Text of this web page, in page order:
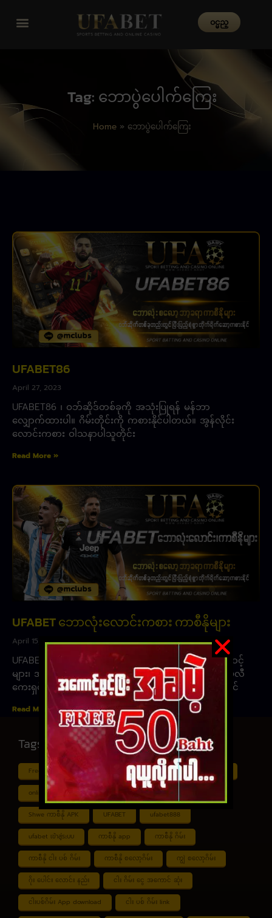
၀င္မည္
Tag: ဘောပွဲပေါက်ကြေး
Home » ဘောပွဲပေါက်ကြေး
UFABET86
April 27, 2023
UFABET86 ၊ ဝဘ်ဆိုဒ်တစ်ခုကို အသုံးပြုရန် မန်ဘာ
လျှောက်ထားပါ။ ဂိမ်းတိုင်းကို ကစားနိုင်ပါတယ်။ အွန်လိုင်း
လောင်းကစား ဝါသနာပါသူတိုင်း
Read More »
UFABET ဘောလုံးလောင်းကစား ကာစီနိုများ
April 15, 2023
UFABET ဘောလုံးလောင်းကစား ကာစီနိုများ ဘောလုံးအဆင့်
များ၊ အကြိုက်ဆုံးဘောလုံး၊ ဘောလုံးပွဲLiveများကို အက်ပလီ
ကေးရှင်းမှ အခကြေးငွေ ပေးဆောင်စရာမလိုဘဲ ufabetတွင်
Read More »
Tags
Free ငါး ပစ် ဂိမ်း Myanmar ကာစီနို Online ငါး ဂိမ်း apk
online ငါး ပစ် ဂိမ်းapp Shan Koe Mee ငါး ပစ် ဂိမ်း
Shwe ကာစီနို APK UFABET ufabet888
ufabet เข้าสู่ระบบ ကာစီနို app ကာစီနို ဂိမ်း
ကာစီနို ငါး ပစ် ဂိမ်း ကာစီနို စလော့ဂိမ်း ကျွဲ စလော့ဂိမ်း
ဂိုး ပေါင်း လောင်း နည်း ငါး ဂိမ်း ငွေ အကောင် ဆုံး
ငါးပစ်ဂိမ်း App download ငါး ပစ် ဂိမ်း link